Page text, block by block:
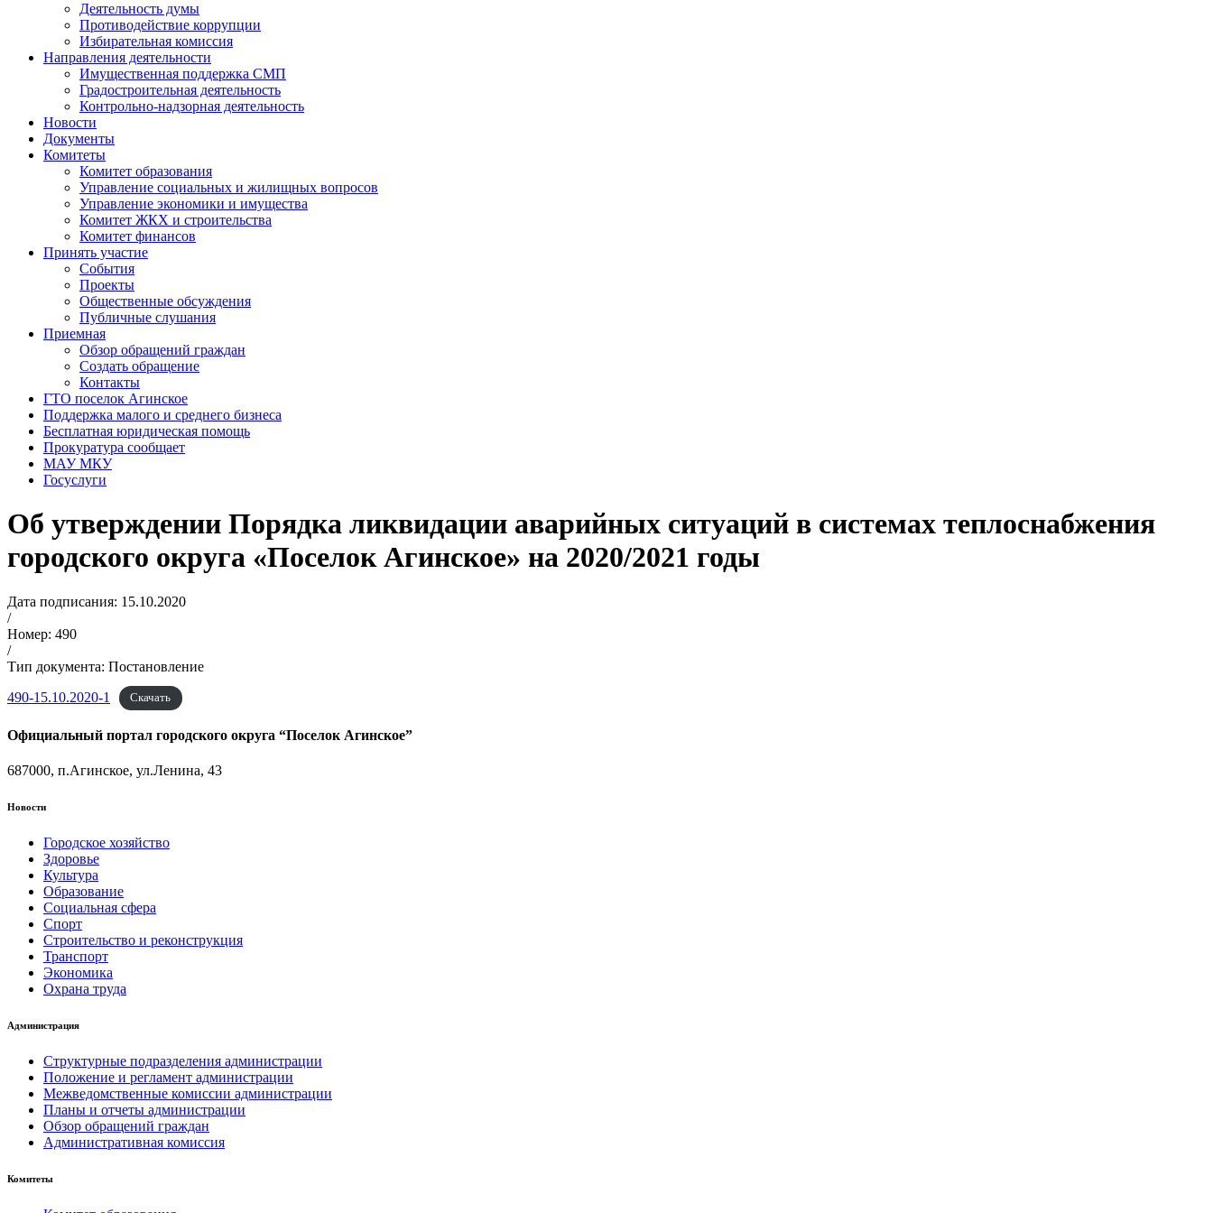
Деятельность думы
Противодействие коррупции
Избирательная комиссия
Направления деятельности
Имущественная поддержка СМП
Градостроительная деятельность
Контрольно-надзорная деятельность
Новости
Документы
Комитеты
Комитет образования
Управление социальных и жилищных вопросов
Управление экономики и имущества
Комитет ЖКХ и строительства
Комитет финансов
Принять участие
События
Проекты
Общественные обсуждения
Публичные слушания
Приемная
Обзор обращений граждан
Создать обращение
Контакты
ГТО поселок Агинское
Поддержка малого и среднего бизнеса
Бесплатная юридическая помощь
Прокуратура сообщает
МАУ МКУ
Госуслуги
Об утверждении Порядка ликвидации аварийных ситуаций в системах теплоснабжения
городского округа «Поселок Агинское» на 2020/2021 годы
Дата подписания: 15.10.2020
/
Номер: 490
/
Тип документа: Постановление
490-15.10.2020-1
Скачать
Официальный портал городского округа “Поселок Агинское”
687000, п.Агинское, ул.Ленина, 43
Новости
Городское хозяйство
Здоровье
Культура
Образование
Социальная сфера
Спорт
Строительство и реконструкция
Транспорт
Экономика
Охрана труда
Администрация
Структурные подразделения администрации
Положение и регламент администрации
Межведомственные комиссии администрации
Планы и отчеты администрации
Обзор обращений граждан
Административная комиссия
Комитеты